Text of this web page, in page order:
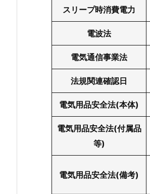
スリープ時消費電力
電波法
電気通信事業法
法規関連確認日
電気用品安全法(本体)
電気用品安全法(付属品
等)
電気用品安全法(備考)